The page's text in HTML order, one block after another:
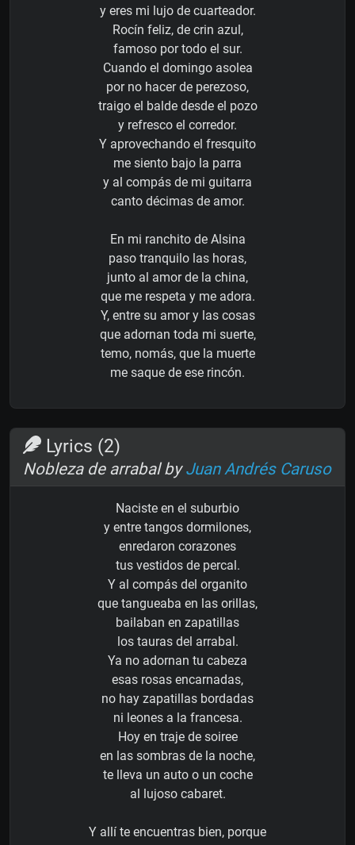
y eres mi lujo de cuarteador.
Rocín feliz, de crin azul,
famoso por todo el sur.
Cuando el domingo asolea
por no hacer de perezoso,
traigo el balde desde el pozo
y refresco el corredor.
Y aprovechando el fresquito
me siento bajo la parra
y al compás de mi guitarra
canto décimas de amor.
En mi ranchito de Alsina
paso tranquilo las horas,
junto al amor de la china,
que me respeta y me adora.
Y, entre su amor y las cosas
que adornan toda mi suerte,
temo, nomás, que la muerte
me saque de ese rincón.
Lyrics (2)
Nobleza de arrabal byJuan Andrés Caruso
Naciste en el suburbio
y entre tangos dormilones,
enredaron corazones
tus vestidos de percal.
Y al compás del organito
que tangueaba en las orillas,
bailaban en zapatillas
los tauras del arrabal.
Ya no adornan tu cabeza
esas rosas encarnadas,
no hay zapatillas bordadas
ni leones a la francesa.
Hoy en traje de soiree
en las sombras de la noche,
te lleva un auto o un coche
al lujoso cabaret.
Y allí te encuentras bien, porque